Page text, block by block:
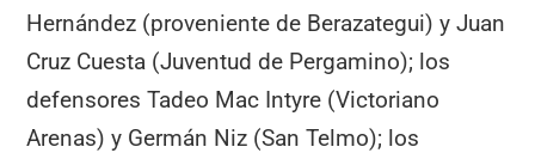
Hernández (proveniente de Berazategui) y Juan
Cruz Cuesta (Juventud de Pergamino); los
defensores Tadeo Mac Intyre (Victoriano
Arenas) y Germán Niz (San Telmo); los